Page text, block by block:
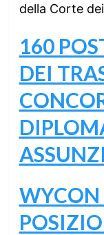
della Corte
160
DEI